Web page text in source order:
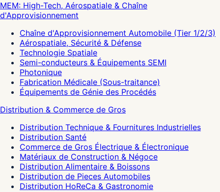
MEM: High-Tech, Aérospatiale & Chaîne
d'Approvisionnement
Chaîne d'Approvisionnement Automobile (Tier 1/2/3)
Aérospatiale, Sécurité & Défense
Technologie Spatiale
Semi-conducteurs & Équipements SEMI
Photonique
Fabrication Médicale (Sous-traitance)
Équipements de Génie des Procédés
Distribution & Commerce de Gros
Distribution Technique & Fournitures Industrielles
Distribution Santé
Commerce de Gros Électrique & Électronique
Matériaux de Construction & Négoce
Distribution Alimentaire & Boissons
Distribution de Pieces Automobiles
Distribution HoReCa & Gastronomie